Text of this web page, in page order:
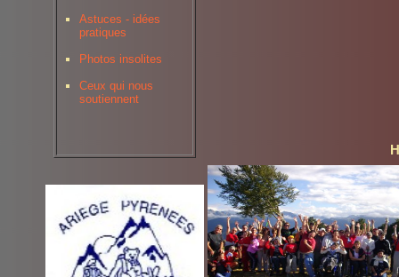
Astuces - idées
pratiques
Photos insolites
Ceux qui nous
soutiennent